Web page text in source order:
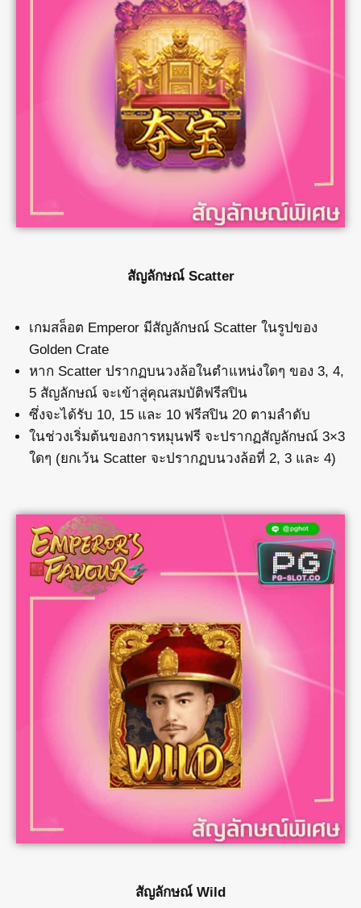
สัญลักษณ์ Scatter
เกมสล็อต Emperor มีสัญลักษณ์ Scatter ในรูปของ
Golden Crate
หาก Scatter ปรากฏบนวงล้อในตำแหน่งใดๆ ของ 3, 4,
5 สัญลักษณ์ จะเข้าสู่คุณสมบัติฟรีสปิน
ซึ่งจะได้รับ 10, 15 และ 10 ฟรีสปิน 20 ตามลำดับ
ในช่วงเริ่มต้นของการหมุนฟรี จะปรากฏสัญลักษณ์ 3×3
ใดๆ (ยกเว้น Scatter จะปรากฏบนวงล้อที่ 2, 3 และ 4)
สัญลักษณ์ Wild